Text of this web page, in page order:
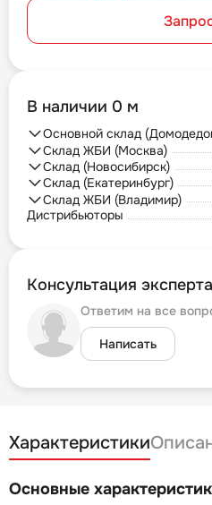
В наличии 0 м
Основной склад
Склад ЖБИ (Москва)
Склад (Новосибирск)
Склад (Екатеринбург)
Склад ЖБИ (Владимир)
Дистрибьюторы
Консультация
Ответим на все
Написать
Характеристики
Основные